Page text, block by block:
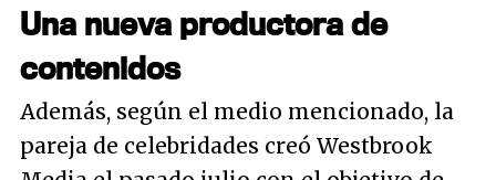
Una nueva productora de
contenidos
Además, según el medio mencionado, la
pareja de celebridades creó Westbrook